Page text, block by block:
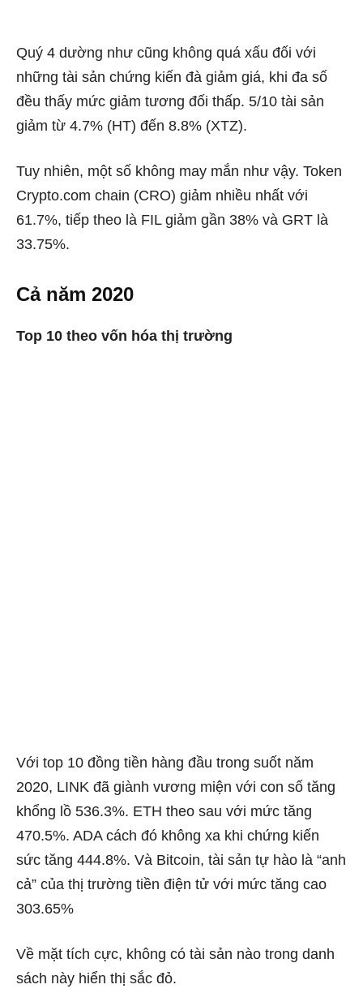
Quý 4 dường như cũng không quá xấu đối với
những tài sản chứng kiến đà giảm giá, khi đa số
đều thấy mức giảm tương đối thấp. 5/10 tài sản
giảm từ 4.7% (HT) đến 8.8% (XTZ).
Tuy nhiên, một số không may mắn như vậy. Token
Crypto.com chain (CRO) giảm nhiều nhất với
61.7%, tiếp theo là FIL giảm gần 38% và GRT là
33.75%.
Cả năm 2020
Top 10 theo vốn hóa thị trường
Với top 10 đồng tiền hàng đầu trong suốt năm
2020, LINK đã giành vương miện với con số tăng
khổng lồ 536.3%. ETH theo sau với mức tăng
470.5%. ADA cách đó không xa khi chứng kiến ​​
sức tăng 444.8%. Và Bitcoin, tài sản tự hào là “anh
cả” của thị trường tiền điện tử với mức tăng cao
303.65%
Về mặt tích cực, không có tài sản nào trong danh
sách này hiển thị sắc đỏ.